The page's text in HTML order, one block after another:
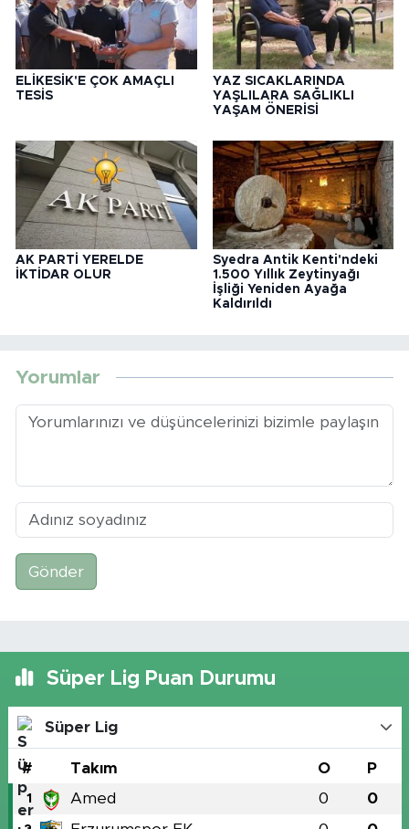
ELİKESİK'E ÇOK AMAÇLI
TESİS
YAZ SICAKLARINDA
YAŞLILARA SAĞLIKLI
YAŞAM ÖNERİSİ
AK PARTİ YERELDE
İKTİDAR OLUR
Syedra Antik Kenti'ndeki
1.500 Yıllık Zeytinyağı
İşliği Yeniden Ayağa
Kaldırıldı
Yorumlar
Gönder
Süper Lig Puan Durumu
Süper Lig
# Takım O P
1 Amed 0 0